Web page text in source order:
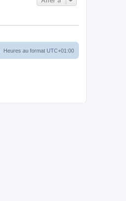
Heures au format UTC+01:00